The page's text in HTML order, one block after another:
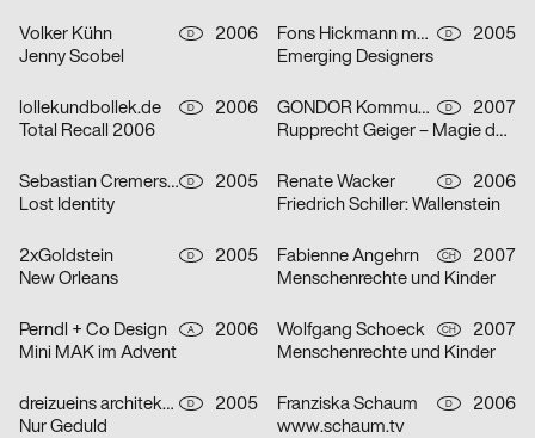
Volker Kühn D
2006
Jenny Scobel
Fons Hickmann m23 D
2005
Emerging Designers
lollekundbollek.de D
2006
Total Recall 2006
GONDOR Kommunikationsdesign D
2007
Rupprecht Geiger – Magie der Farbe
Sebastian Cremers, Daniel Schludi D
2005
Lost Identity
Renate Wacker D
2006
Friedrich Schiller: Wallenstein
2xGoldstein D
2005
New Orleans
Fabienne Angehrn CH
2007
Menschenrechte und Kinder
Perndl + Co Design A
2006
Mini MAK im Advent
Wolfgang Schoeck CH
2007
Menschenrechte und Kinder
dreizueins architekturdesigngrafik für Group.IE D
2005
Nur Geduld
Franziska Schaum D
2006
www.schaum.tv